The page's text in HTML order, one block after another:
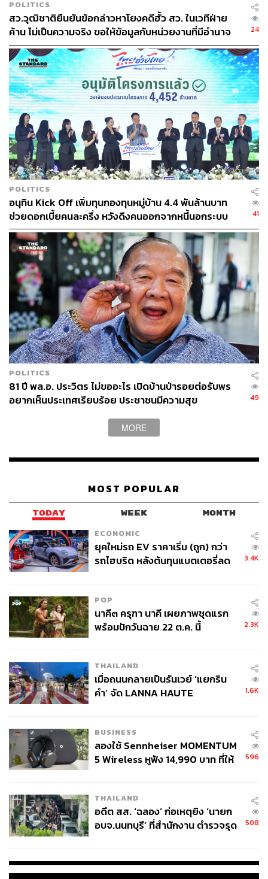
POLITICS
สว.วุฒิชาติยืนยันข้อกล่าวหาโยงคดีฮั้ว สว. ในเวทีฝ่าย
ค้าน ไม่เป็นความจริง ขอให้ข้อมูลกับหน่วยงานที่มีอำนาจ
เท่านั้น
24
POLITICS
อนุทิน Kick Off เพิ่มทุนกองทุนหมู่บ้าน 4.4 พันล้านบาท
ช่วยดอกเบี้ยคนละครึ่ง หวังดึงคนออกจากหนี้นอกระบบ
41
POLITICS
81 ปี พล.อ. ประวิตร ไม่ขออะไร เปิดบ้านป่ารอยต่อรับพร
อยากเห็นประเทศเรียบร้อย ประชาชนมีความสุข
49
MORE
MOST POPULAR
TODAY WEEK MONTH
ECONOMIC
ยุคใหม่รถ EV ราคาเริ่ม (ถูก) กว่า
รถไฮบริด หลังต้นทุนแบตเตอรี่ลด
3.4K
POP
นาคี๓ ครุฑา นาคี เผยภาพชุดแรก
พร้อมปักวันฉาย 22 ต.ค. นี้
2.3K
THAILAND
เมื่อถนนกลายเป็นรันเวย์ ‘แยกริน
คำ’ จัด LANNA HAUTE
1.6K
BUSINESS
ลองใช้ Sennheiser MOMENTUM
5 Wireless หูฟัง 14,990 บาท ที่ให้
596
THAILAND
อดีต สส. ‘ฉลอง’ ก่อเหตุยิง ‘นายก
อบจ.นนทบุรี’ ที่สำนักงาน ตำรวจรุด
508